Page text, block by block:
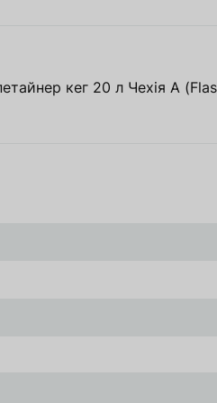
кег 20 л Чехія A